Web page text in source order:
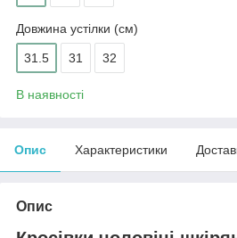
Довжина устілки (см)
31.5 31 32
В наявності
Опис Характеристики
Опис